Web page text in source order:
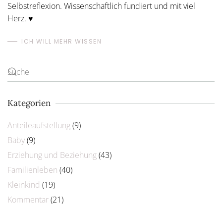
Selbstreflexion. Wissenschaftlich fundiert und mit viel
Herz. ♥
ICH WILL MEHR WISSEN
Kategorien
Anteileaufstellung(9)
Baby(9)
Erziehung und Beziehung(43)
Familienleben (40)
Kleinkind (19)
Kommentar(21)